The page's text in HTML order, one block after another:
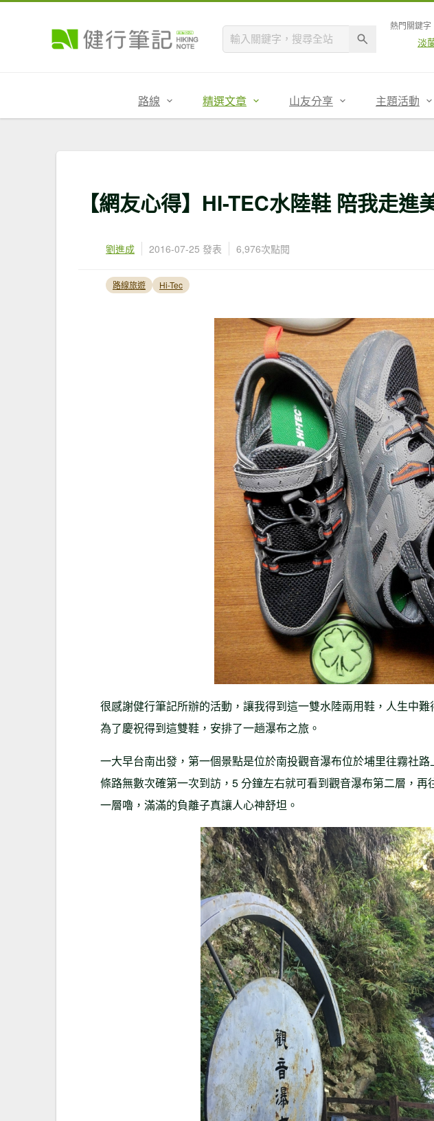
熱門關鍵字
淡
路線 精選文章 山友分享 主題活動
【網友心得】HI-TEC水陸鞋 陪我走進
劉進成 2016-07-25 發表 6,976次點閱
路線旅遊 Hi-Tec
很感謝健行筆記所辦的活動，讓我得到這一雙水陸兩用鞋，人生中
為了慶祝得到這雙鞋，安排了一趟瀑布之旅。
一大早台南出發，第一個景點是位於南投觀音瀑布位於埔里往霧社
條路無數次確第一次到訪，5 分鐘左右就可看到觀音瀑布第二層，
一層嚕，滿滿的負離子真讓人心神舒坦。